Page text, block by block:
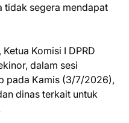
tidak segera mendapat
Komisi I DPRD
dalam sesi
pada Kamis (3/7/2026),
dinas terkait untuk